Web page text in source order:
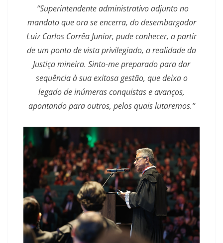
“Superintendente administrativo adjunto no
mandato que ora se encerra, do desembargador
Luiz Carlos Corrêa Junior, pude conhecer, a partir
de um ponto de vista privilegiado, a realidade da
Justiça mineira. Sinto-me preparado para dar
sequência à sua exitosa gestão, que deixa o
legado de inúmeras conquistas e avanços,
apontando para outros, pelos quais lutaremos.”